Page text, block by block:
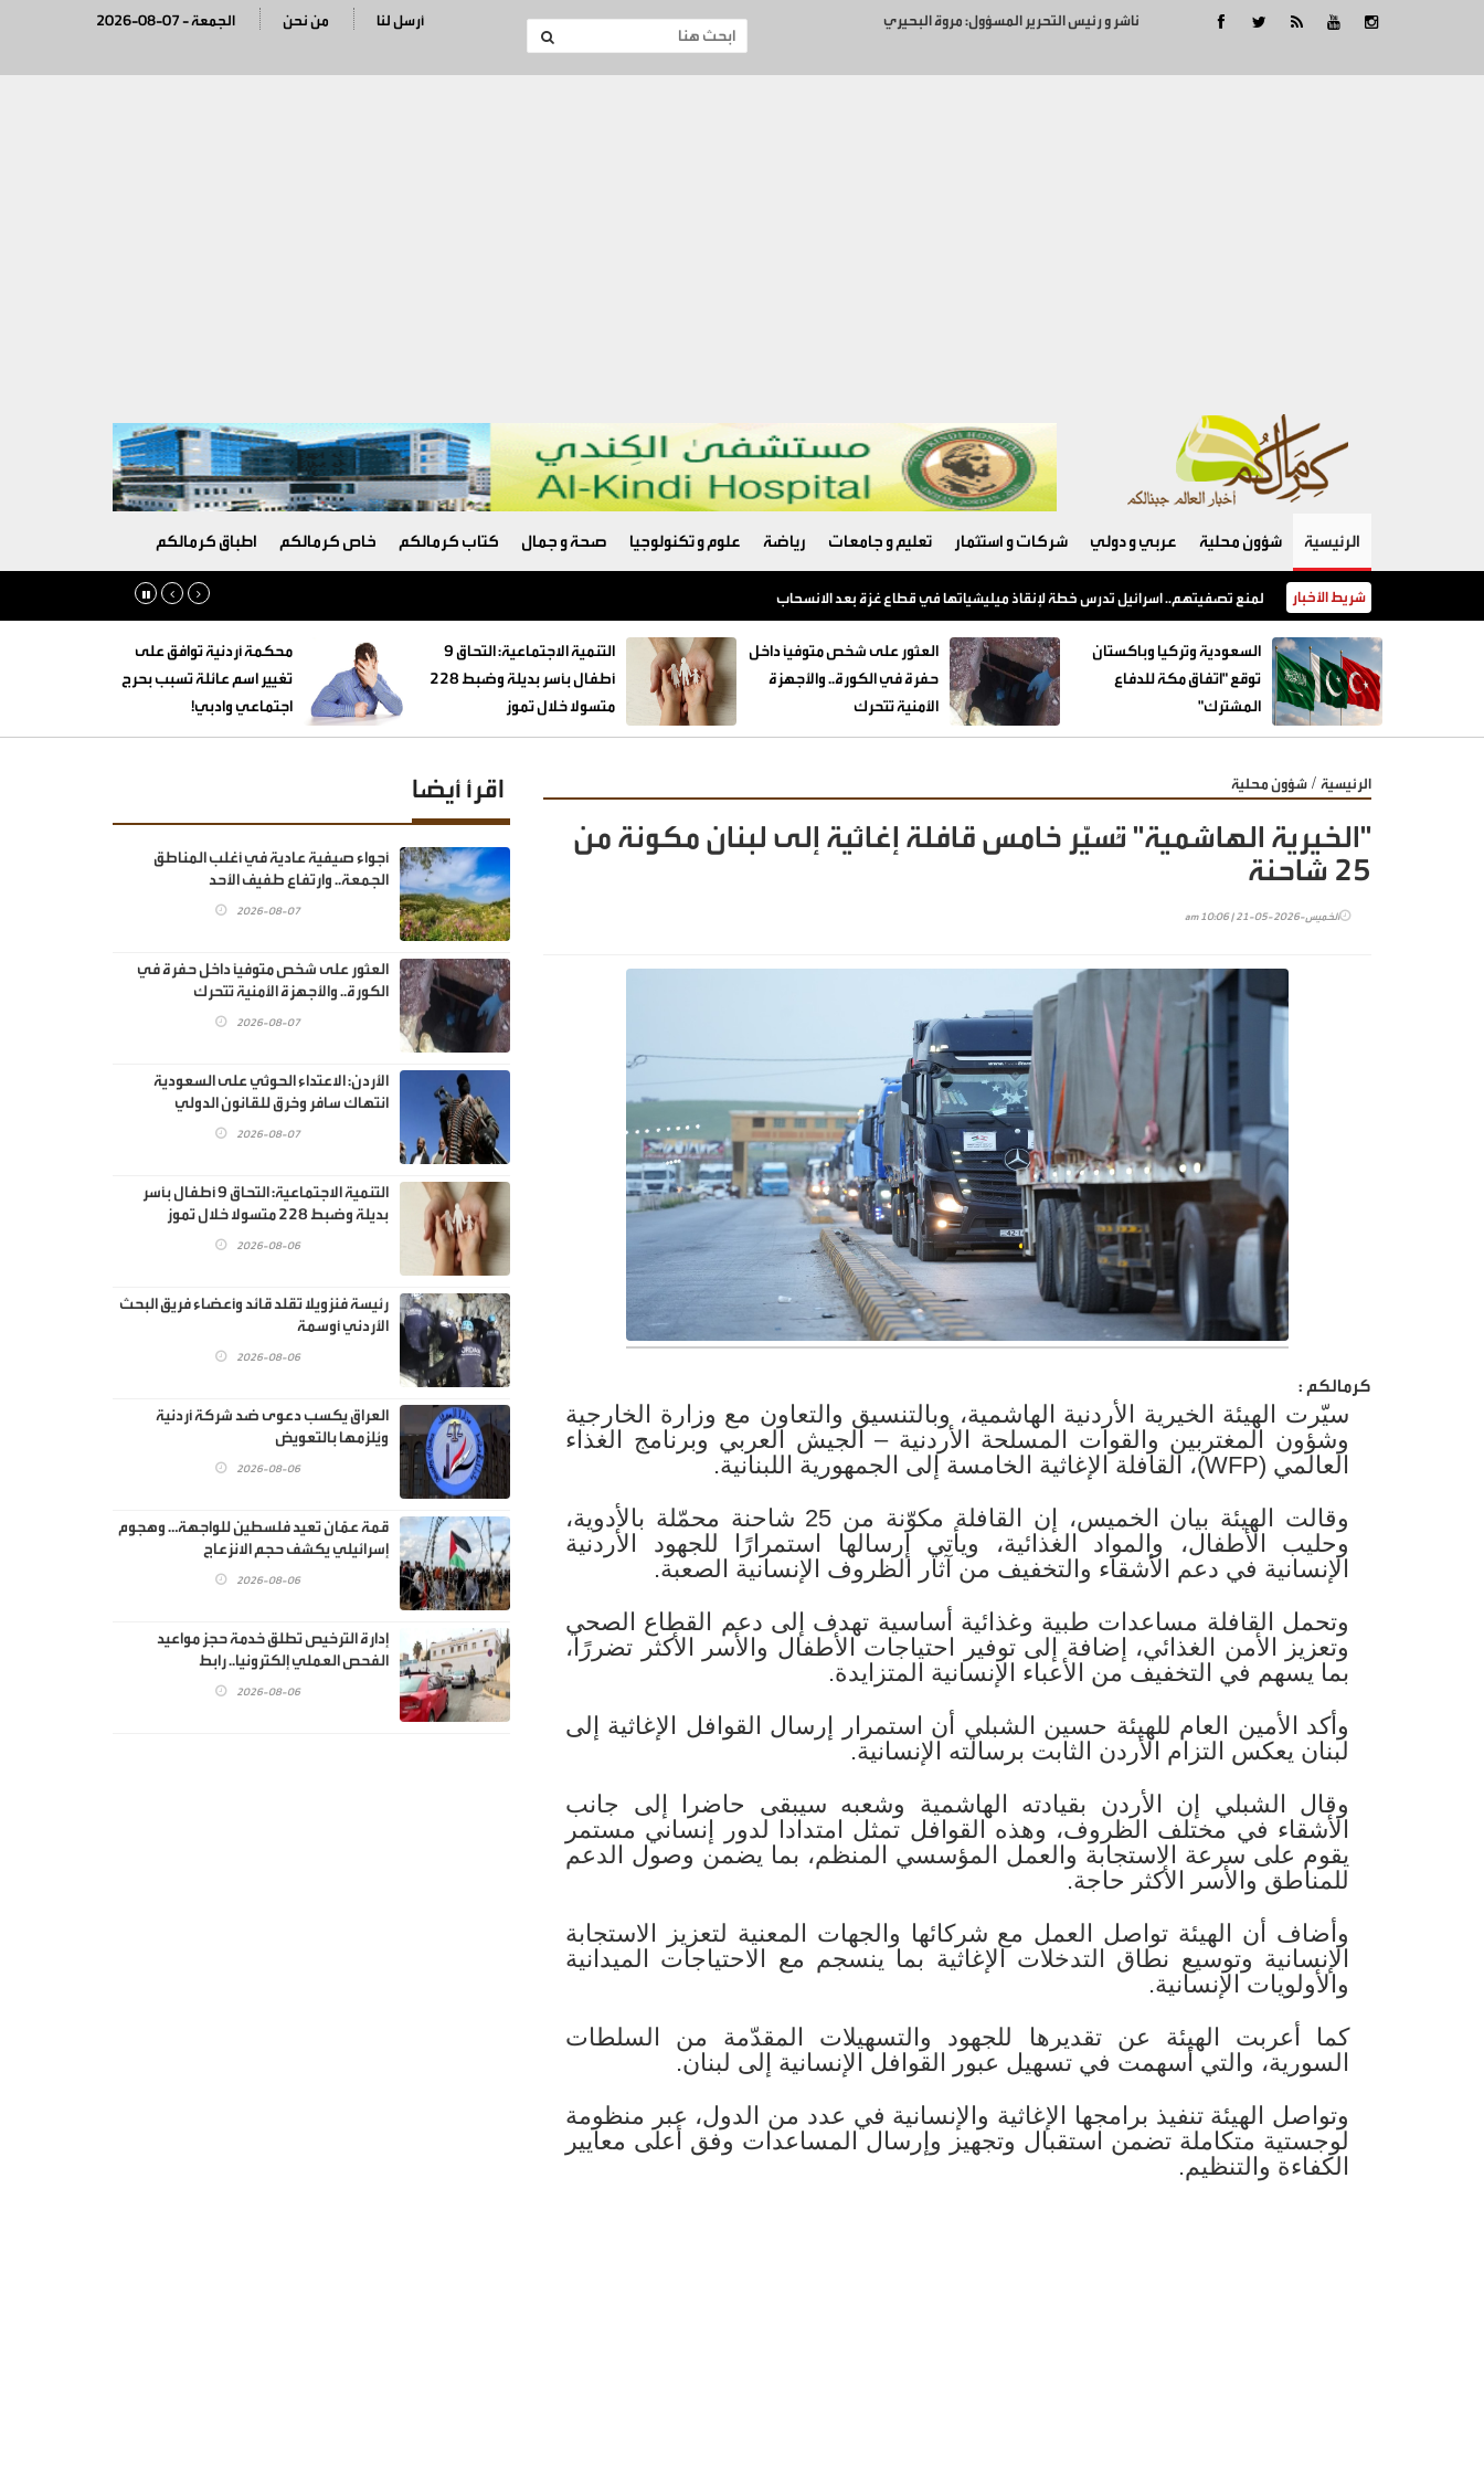
ناشر و رئيس التحرير المسؤول: مروة البحيري 2026-08-07 - الجمعة من نحن أرسل لنا
الرئيسية شؤون محلية عربي و دولي شركات و استثمار تعليم و جامعات رياضة علوم و تكنولوجيا صحة و جمال كتاب كرمالكم خاص كرمالكم اطباق كرمالكم
شريط الأخبار السعودية وتركيا وباكستان توقع "اتفاق مكة للدفاع المشترك"
السعودية وتركيا وباكستان
توقع "اتفاق مكة للدفاع
المشترك"
العثور على شخص متوفيًا داخل
حفرة في الكورة.. والأجهزة
الأمنية تتحرك
‏التنمية الاجتماعية: التحاق 9
أطفال بأسر بديلة وضبط 228
متسولا خلال تموز
محكمة أردنية توافق على
تغيير اسم عائلة تسبب بحرج
اجتماعي وادبي!
الرئيسية / شؤون محلية
"الخيرية الهاشمية" تُسيّر خامس قافلة إغاثية إلى لبنان مكونة من
25 شاحنة
الخميس-2026-05-21 | 10:06 am
كرمالكم :
سيّرت الهيئة الخيرية الأردنية الهاشمية، وبالتنسيق والتعاون مع وزارة الخارجية
وشؤون المغتربين والقوات المسلحة الأردنية – الجيش العربي وبرنامج الغذاء
العالمي (WFP)، القافلة الإغاثية الخامسة إلى الجمهورية اللبنانية.
وقالت الهيئة بيان الخميس، إن القافلة مكوّنة من 25 شاحنة محمّلة بالأدوية،
وحليب الأطفال، والمواد الغذائية، ويأتي إرسالها استمرارًا للجهود الأردنية
الإنسانية في دعم الأشقاء والتخفيف من آثار الظروف الإنسانية الصعبة.
وتحمل القافلة مساعدات طبية وغذائية أساسية تهدف إلى دعم القطاع الصحي
وتعزيز الأمن الغذائي، إضافة إلى توفير احتياجات الأطفال والأسر الأكثر تضررًا،
بما يسهم في التخفيف من الأعباء الإنسانية المتزايدة.
وأكد الأمين العام للهيئة حسين الشبلي أن استمرار إرسال القوافل الإغاثية إلى
لبنان يعكس التزام الأردن الثابت برسالته الإنسانية.
وقال الشبلي إن الأردن بقيادته الهاشمية وشعبه سيبقى حاضرا إلى جانب
الأشقاء في مختلف الظروف، وهذه القوافل تمثل امتدادا لدور إنساني مستمر
يقوم على سرعة الاستجابة والعمل المؤسسي المنظم، بما يضمن وصول الدعم
للمناطق والأسر الأكثر حاجة.
وأضاف أن الهيئة تواصل العمل مع شركائها والجهات المعنية لتعزيز الاستجابة
الإنسانية وتوسيع نطاق التدخلات الإغاثية بما ينسجم مع الاحتياجات الميدانية
والأولويات الإنسانية.
كما أعربت الهيئة عن تقديرها للجهود والتسهيلات المقدّمة من السلطات
السورية، والتي أسهمت في تسهيل عبور القوافل الإنسانية إلى لبنان.
وتواصل الهيئة تنفيذ برامجها الإغاثية والإنسانية في عدد من الدول، عبر منظومة
لوجستية متكاملة تضمن استقبال وتجهيز وإرسال المساعدات وفق أعلى معايير
الكفاءة والتنظيم.
اقرأ أيضا
أجواء صيفية عادية في أغلب المناطق
الجمعة.. وارتفاع طفيف الأحد
2026-08-07
العثور على شخص متوفيًا داخل حفرة في
الكورة.. والأجهزة الأمنية تتحرك
2026-08-07
الأردن: الاعتداء الحوثي على السعودية
انتهاك سافر وخرق للقانون الدولي
2026-08-07
‏التنمية الاجتماعية: التحاق 9 أطفال بأسر
بديلة وضبط 228 متسولا خلال تموز
2026-08-06
رئيسة فنزويلا تقلد قائد وأعضاء فريق البحث
الأردني أوسمة
2026-08-06
العراق يكسب دعوى ضد شركة أردنية
ويُلزمها بالتعويض
2026-08-06
قمة عمّان تعيد فلسطين للواجهة… وهجوم
إسرائيلي يكشف حجم الانزعاج
2026-08-06
إدارة الترخيص تطلق خدمة حجز مواعيد
الفحص العملي إلكترونيا.. رابط
2026-08-06